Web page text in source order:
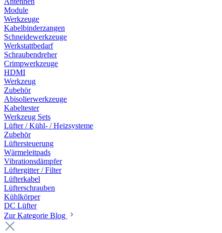
Module
Werkzeuge
Kabelbinderzangen
Schneidewerkzeuge
Werkstattbedarf
Schraubendreher
Crimpwerkzeuge
HDMI
Werkzeug
Zubehör
Abisolierwerkzeuge
Kabeltester
Werkzeug Sets
Lüfter / Kühl- / Heizsysteme
Zubehör
Lüftersteuerung
Wärmeleitpads
Vibrationsdämpfer
Lüftergitter / Filter
Lüfterkabel
Lüfterschrauben
Kühlkörper
DC Lüfter
Zur Kategorie Blog